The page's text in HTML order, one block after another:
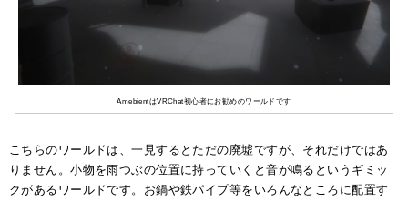
AmebientはVRChat初心者にお勧めのワールドです
こちらのワールドは、一見するとただの廃墟ですが、それだけではあ
りません。小物を雨つぶの位置に持っていくと音が鳴るというギミッ
クがあるワールドです。お鍋や鉄パイプ等をいろんなところに配置す